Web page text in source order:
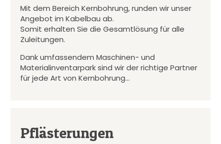
Mit dem Bereich Kernbohrung, runden wir unser
Angebot im Kabelbau ab.
Somit erhalten Sie die Gesamtlösung für alle
Zuleitungen.
Dank umfassendem Maschinen- und
Materialinventarpark sind wir der richtige Partner
für jede Art von Kernbohrung…
Pflästerungen